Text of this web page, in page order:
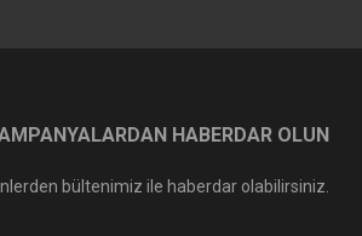
HABERDAR OLUN
bültenimiz ile haberdar olabilirsiniz.